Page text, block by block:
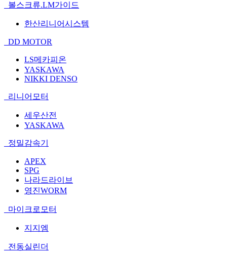
볼스크류.LM가이드
한산리니어시스템
DD MOTOR
LS메카피온
YASKAWA
NIKKI DENSO
리니어모터
세우산전
YASKAWA
정밀감속기
APEX
SPG
나라드라이브
영진WORM
마이크로모터
지지엠
전동실린더